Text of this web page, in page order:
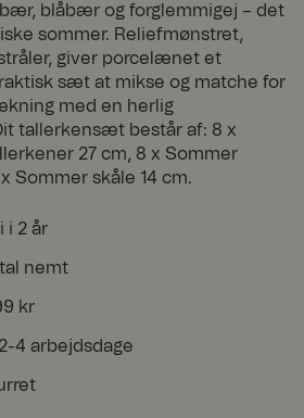
blåbær og forglemmigej – det
sommer. Reliefmønstret,
giver porcelænet et
sæt at mikse og matche for
med en herlig
tallerkensæt består af: 8 x
27 cm, 8 x Sommer
Sommer skåle 14 cm.
i 2 år
nemt
kr
4 arbejdsdage